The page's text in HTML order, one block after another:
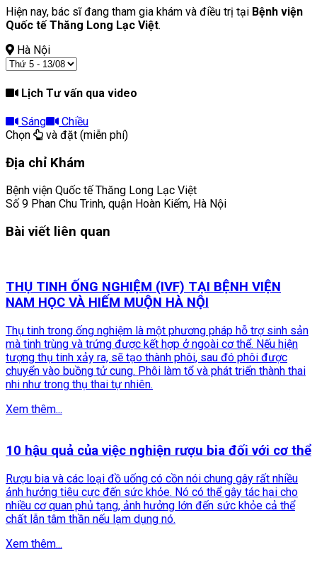
Hiện nay, bác sĩ đang tham gia khám và điều trị tại Bệnh viện
Quốc tế Thăng Long Lạc Việt.
Hà Nội
Lịch Tư vấn qua video
Sáng
Chiều
Chọn
và đặt (miễn phí)
Địa chỉ Khám
Bệnh viện Quốc tế Thăng Long Lạc Việt
Số 9 Phan Chu Trinh, quận Hoàn Kiếm, Hà Nội
Bài viết liên quan
THỤ TINH ỐNG NGHIỆM (IVF) TẠI BỆNH VIỆN
NAM HỌC VÀ HIẾM MUỘN HÀ NỘI
Thụ tinh trong ống nghiệm là một phương pháp hỗ trợ sinh sản
mà tinh trùng và trứng được kết hợp ở ngoài cơ thể. Nếu hiện
tượng thụ tinh xảy ra, sẽ tạo thành phôi, sau đó phôi được
chuyển vào buồng tử cung. Phôi làm tổ và phát triển thành thai
nhi như trong thụ thai tự nhiên.
Xem thêm...
10 hậu quả của việc nghiện rượu bia đối với cơ thể
Rượu bia và các loại đồ uống có cồn nói chung gây rất nhiều
ảnh hưởng tiêu cực đến sức khỏe. Nó có thể gây tác hại cho
nhiều cơ quan phủ tạng, ảnh hưởng lớn đến sức khỏe cả thể
chất lẫn tâm thần nếu lạm dụng nó.
Xem thêm...